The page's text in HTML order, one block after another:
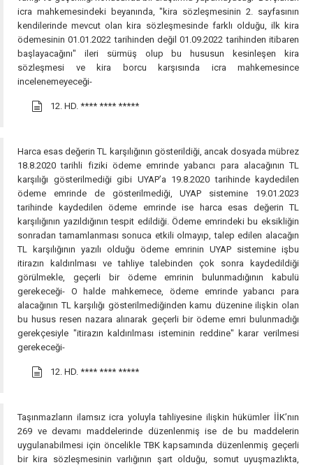
icra mahkemesindeki beyanında, "kira sözleşmesinin 2. sayfasının
kendilerinde mevcut olan kira sözleşmesinde farklı olduğu, ilk kira
ödemesinin 01.01.2022 tarihinden değil 01.09.2022 tarihinden itibaren
başlayacağını" ileri sürmüş olup bu hususun kesinleşen kira
sözleşmesi ve kira borcu karşısında icra mahkemesince
incelenemeyeceği-
12. HD. **** **** *****
Harca esas değerin TL karşılığının gösterildiği, ancak dosyada mübrez
18.8.2020 tarihli fiziki ödeme emrinde yabancı para alacağının TL
karşılığı gösterilmediği gibi UYAP’a 19.8.2020 tarihinde kaydedilen
ödeme emrinde de gösterilmediği, UYAP sistemine 19.01.2023
tarihinde kaydedilen ödeme emrinde ise harca esas değerin TL
karşılığının yazıldığının tespit edildiği. Ödeme emrindeki bu eksikliğin
sonradan tamamlanması sonuca etkili olmayıp, talep edilen alacağın
TL karşılığının yazılı olduğu ödeme emrinin UYAP sistemine işbu
itirazın kaldırılması ve tahliye talebinden çok sonra kaydedildiği
görülmekle, geçerli bir ödeme emrinin bulunmadığının kabulü
gerekeceği- O halde mahkemece, ödeme emrinde yabancı para
alacağının TL karşılığı gösterilmediğinden kamu düzenine ilişkin olan
bu husus resen nazara alınarak geçerli bir ödeme emri bulunmadığı
gerekçesiyle "itirazın kaldırılması isteminin reddine" karar verilmesi
gerekeceği-
12. HD. **** **** *****
Taşınmazların ilamsız icra yoluyla tahliyesine ilişkin hükümler İİK’nın
269 ve devamı maddelerinde düzenlenmiş ise de bu maddelerin
uygulanabilmesi için öncelikle TBK kapsamında düzenlenmiş geçerli
bir kira sözleşmesinin varlığının şart olduğu, somut uyuşmazlıkta,